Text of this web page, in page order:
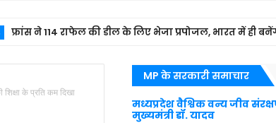
114 राफेल की डील के लिए भेजा प्रपोजल, भारत में ही बनेंगे 94
के प्रति कम दिखा
MP के सरकारी समाचार
मध्यप्रदेश वैश्विक वन्य जीव
मुख्यमंत्री डॉ. यादव